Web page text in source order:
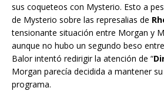
sus coqueteos con Mysterio. Esto a
de Mysterio sobre las represalias de
tensionante situación entre Morgan y
aunque no hubo un segundo beso
Balor intentó redirigir la atención de “
Morgan parecía decidida a mantener
programa.